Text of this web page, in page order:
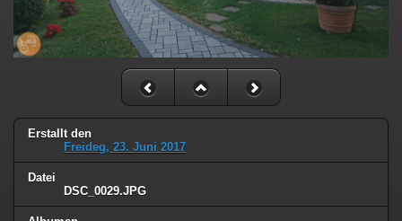
Erstallt den
Freideg, 23. Juni 2017
Datei
DSC_0029.JPG